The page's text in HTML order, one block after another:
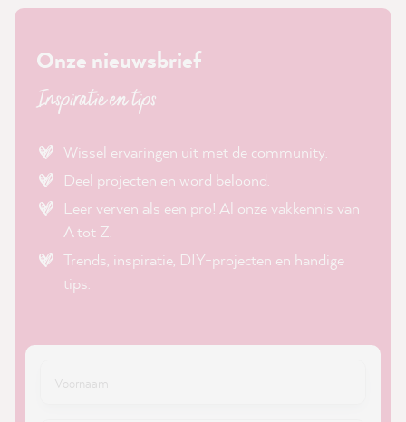
Onze nieuwsbrief
Inspiratie en tips
Wissel ervaringen uit met de community.
Deel projecten en word beloond.
Leer verven als een pro! Al onze vakkennis van
A tot Z.
Trends, inspiratie, DIY-projecten en handige
tips.